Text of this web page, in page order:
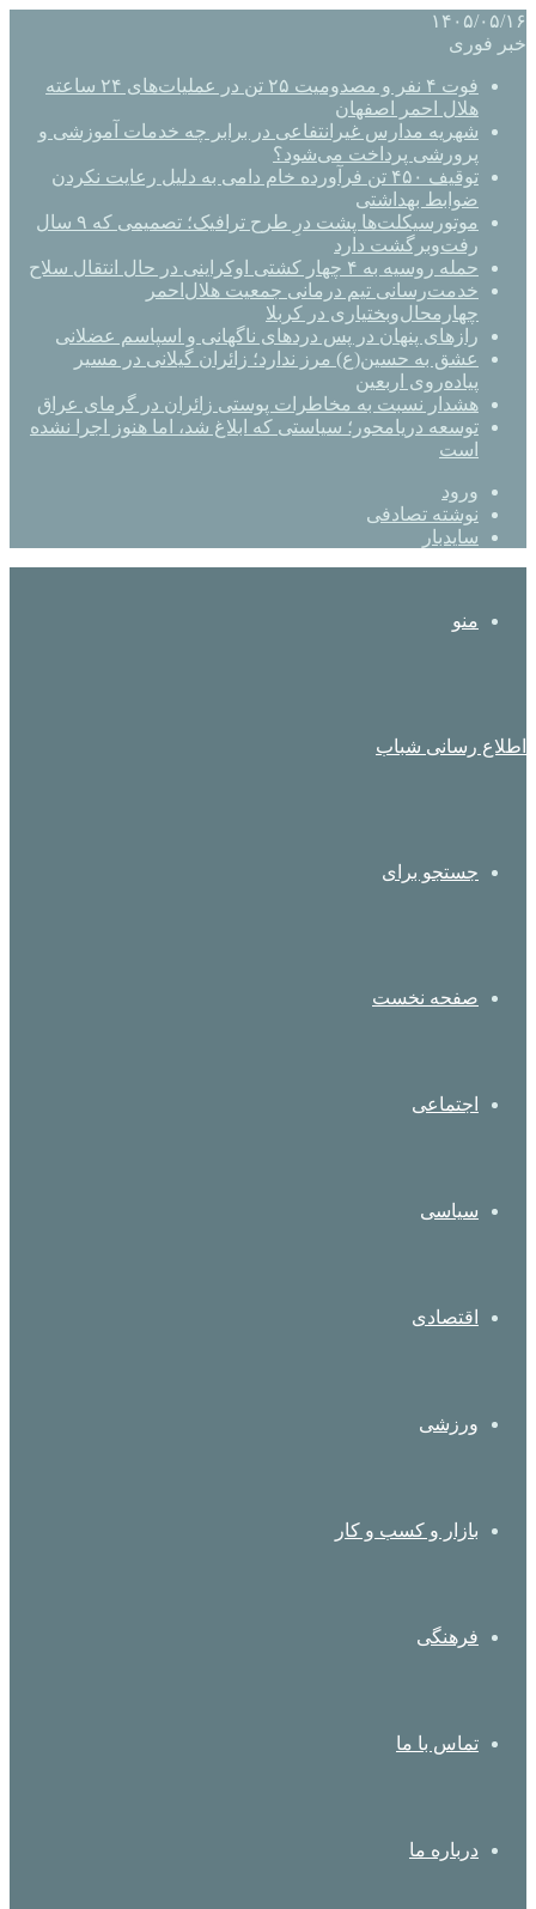
۱۴۰۵/۰۵/۱۶
خبر فوری
فوت ۴ نفر و مصدومیت ۲۵ تن در عملیات‌های ۲۴ ساعته
هلال احمر اصفهان
شهریه مدارس غیرانتفاعی در برابر چه خدمات آموزشی و
پرورشی پرداخت می‌شود؟
توقیف ۴۵۰ تن فرآورده خام دامی به دلیل رعایت نکردن
ضوابط بهداشتی
موتورسیکلت‌ها پشت درِ طرح ترافیک؛ تصمیمی که ۹ سال
رفت‌وبرگشت دارد
حمله روسیه به ۴ چهار کشتی اوکراینی در حال انتقال سلاح
خدمت‌رسانی تیم درمانی جمعیت هلال‌احمر
چهارمحال‌وبختیاری در کربلا
رازهای پنهان در پس دردهای ناگهانی و اسپاسم عضلانی
عشق به حسین(ع) مرز ندارد؛ زائران گیلانی در مسیر
پیاده‌روی اربعین
هشدار نسبت به مخاطرات پوستی زائران در گرمای عراق
توسعه دریامحور؛ سیاستی که ابلاغ شد، اما هنوز اجرا نشده
است
ورود
نوشته تصادفی
سایدبار
منو
اطلاع رسانی شباب
جستجو برای
صفحه نخست
اجتماعی
سیاسی
اقتصادی
ورزشی
بازار و کسب و کار
فرهنگی
تماس با ما
درباره ما